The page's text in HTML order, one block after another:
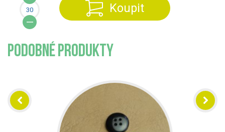
Koupit
PODOBNÉ PRODUKTY